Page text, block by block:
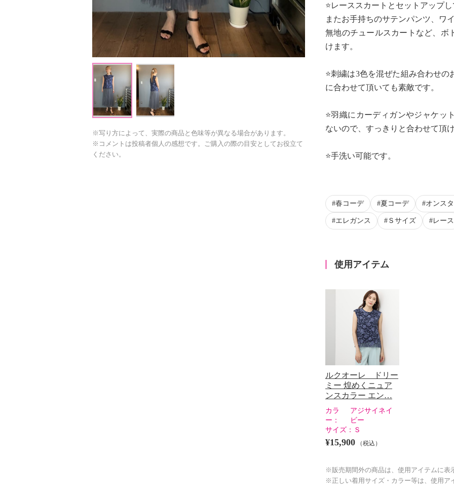
※写り方によって、実際の商品と色味等が異なる場合があります。
※コメントは投稿者個人の感想です。ご購入の際の目安としてお役立て
ください。
⭐️レーススカートとセットアップ
またお手持ちのサテンパンツ、ワ
無地のチュールスカートなど、ボ
けます。
⭐️刺繍は3色を混ぜた組み合わせ
に合わせて頂いても素敵です。
⭐️羽織にカーディガンやジャケッ
ないので、すっきりと合わせて頂け
⭐️手洗い可能です。
春コーデ 夏コーデ オンス
エレガンス Ｓサイズ レース
使用アイテム
ルクオーレ ドリー
ミー 煌めくニュア
ンスカラー エン…
カラ
ー：
アジサイネイ
ビー
サイズ： Ｓ
¥15,900 （税込）
※販売期間外の商品は、使用アイテムに表
※正しい着用サイズ・カラー等は、使用ア